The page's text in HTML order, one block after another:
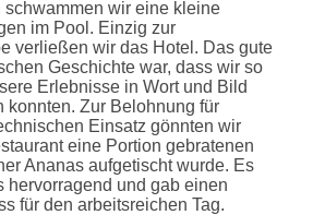
schwammen wir eine kleine
im Pool. Einzig zur
verließen wir das Hotel. Das gute
Geschichte war, dass wir so
Erlebnisse in Wort und Bild
konnten. Zur Belohnung für
Einsatz gönnten wir
eine Portion gebratenen
Ananas aufgetischt wurde. Es
hervorragend und gab einen
für den arbeitsreichen Tag.